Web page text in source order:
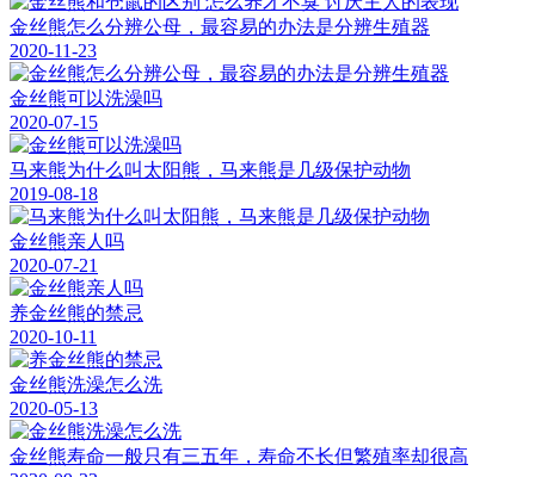
金丝熊怎么分辨公母，最容易的办法是分辨生殖器
2020-11-23
金丝熊可以洗澡吗
2020-07-15
马来熊为什么叫太阳熊，马来熊是几级保护动物
2019-08-18
金丝熊亲人吗
2020-07-21
养金丝熊的禁忌
2020-10-11
金丝熊洗澡怎么洗
2020-05-13
金丝熊寿命一般只有三五年，寿命不长但繁殖率却很高